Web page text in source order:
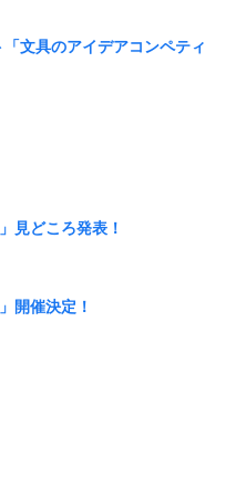
文具のアイデアコンペティ
見どころ発表！
開催決定！